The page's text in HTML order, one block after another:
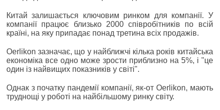
Китай залишається ключовим ринком для компанії. У
компанії працює близько 2000 співробітників по всій
країні, на яку припадає понад третина всіх продажів.
Oerlikon зазначає, що у найближчі кілька років китайська
економіка все одно може зрости приблизно на 5%, і "це
один із найвищих показників у світі".
Однак з початку пандемії компанії, як-от Oerlikon, мають
труднощі у роботі на найбільшому ринку світу.